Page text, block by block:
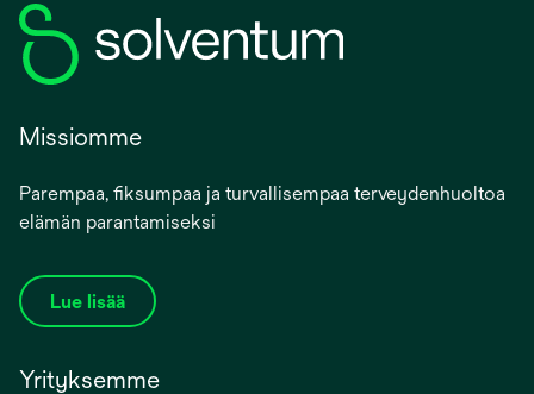
Missiomme
Parempaa, fiksumpaa ja turvallisempaa terveydenhuoltoa
elämän parantamiseksi
Lue lisää
Yrityksemme